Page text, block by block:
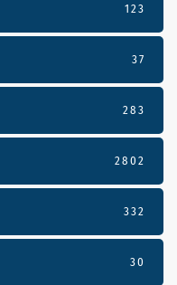
123
37
283
2802
332
30